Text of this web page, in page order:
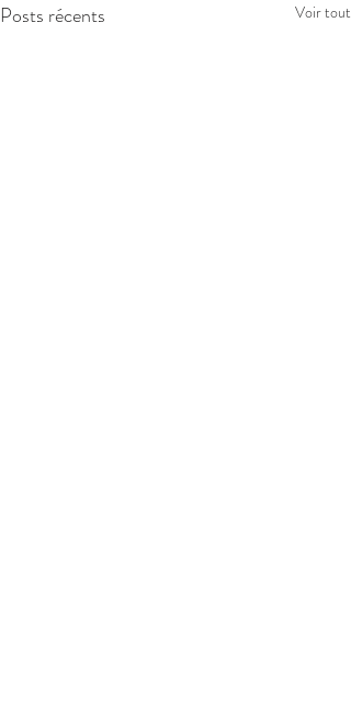
Posts récents Voir tout